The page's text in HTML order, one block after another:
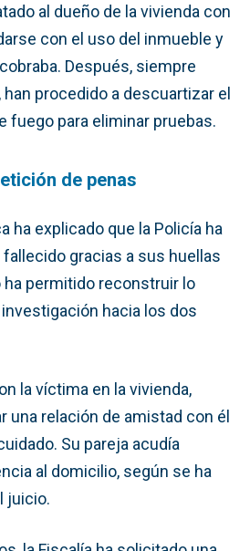
al dueño de la vivienda con
con el uso del inmueble y
Después, siempre
procedido a descuartizar el
fuego para eliminar pruebas.
de penas
ha explicado que la Policía ha
gracias a sus huellas
ha permitido reconstruir lo
hacia los dos
la víctima en la vivienda,
una relación de amistad con él
Su pareja acudía
al domicilio, según se ha
juicio.